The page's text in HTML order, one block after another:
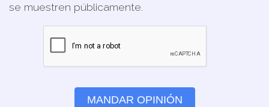
se muestren públicamente.
MANDAR OPINIÓN